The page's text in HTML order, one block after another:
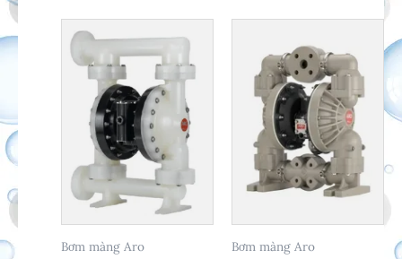
Bơm màng Aro Bơm màng Aro